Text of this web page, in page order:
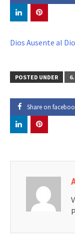
Dios Ausente al
POSTED UNDER
Share on